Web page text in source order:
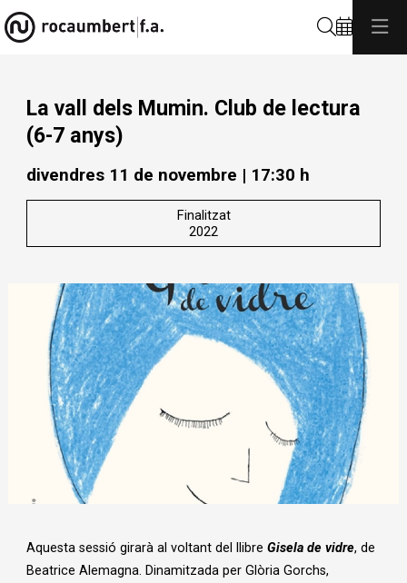
La vall dels Mumin. Club de lectura
(6-7 anys)
divendres 11 de novembre | 17:30 h
Finalitzat
2022
Aquesta sessió girarà al voltant del llibre Gisela de vidre, de
Beatrice Alemagna. Dinamitzada per Glòria Gorchs,